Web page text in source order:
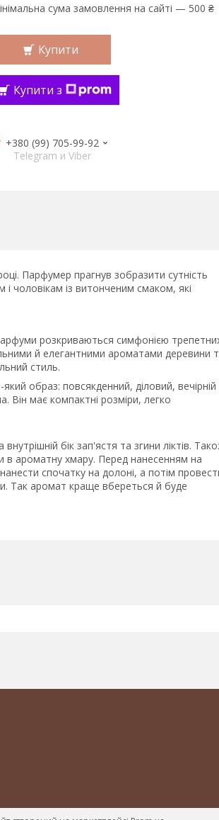
сума замовлення на сайті — 500 ₴
Купити
Купити з
+380 (99) 705-99-92
Telegram и Viber
Парфумер прагнув зобразити сутність
чоловікам із витонченим смаком, які
розкриваються симфонією
й елегантними ароматами деревини
стиль.
образ: повсякденний, діловий, вечірній
Він має компактні розміри, легко
бік зап'ястя та згини ліктів.
в ароматну хмару. Перед нанесенням на
спочатку на долоні, а потім
Так аромат краще вбереться й буде